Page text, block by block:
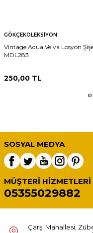
GÖKÇEKOLEKSIYON
Vintage Aqua Velva Losyon
MDL283
250,00 TL
SOSYAL MEDYA
MÜŞTERI HIZMETLERI
05355029882
Çarşı Mahallesi,